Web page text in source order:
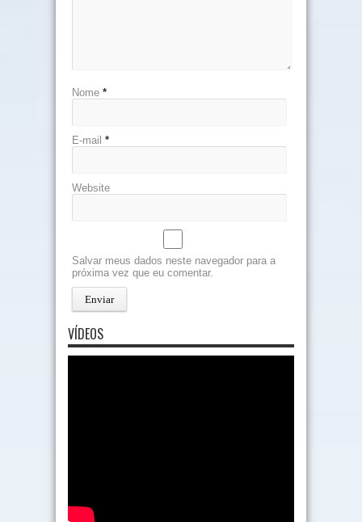
Nome *
E-mail *
Website
Salvar meus dados neste navegador para a
próxima vez que eu comentar.
VÍDEOS